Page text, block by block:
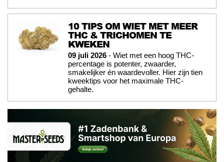
10 TIPS OM WIET MET MEER
THC & TRICHOMEN TE
KWEKEN
09 juli 2026 - Wiet met een hoog THC-
percentage is potenter, zwaarder,
smakelijker én waardevoller. Hier zijn tien
kweektips voor het maximale THC-
gehalte.